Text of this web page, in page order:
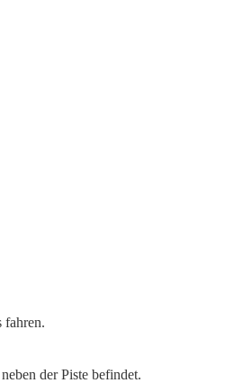
fahren.
der Piste befindet.